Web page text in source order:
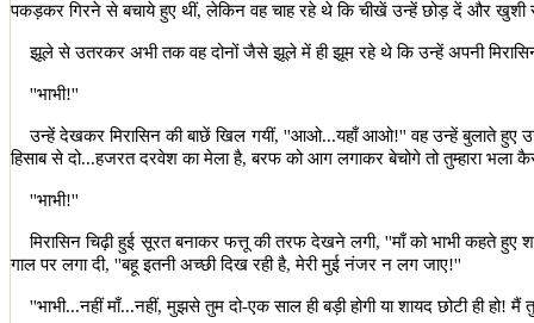
पकड़कर गिरने से बचाये हुए थीं,लेकिन वह चाह रहे थे कि चीखें उन्हें छोड़ दें और
झूले से उतरकर अभी तक वह दोनों जैसे झूले में ही झूम रहे थे कि उन्हें अपनी
''भाभी!''
उन्हें देखकर मिरासिन की बाछें खिल गयीं, ''आओ...यहाँ आओ!''वह उन्हें बुलाते हुए
हिसाब से दो...हजरत दरवेश का मेला है,बरफ को आग लगाकर बेचोगे तो तुम्हारा भला
''भाभी!''
मिरासिन चिढ़ी हुई सूरत बनाकर फत्तू की तरफ देखने लगी, ''माँ को भाभी कहते हुए
गाल पर लगा दी, ''बहू इतनी अच्छी दिख रही है,मेरी मुई नंजर न लग जाए!''
''भाभी...नहीं माँ...नहीं,मुझसे तुम दो-एक साल ही बड़ी होगी या शायद छोटी ही हो!